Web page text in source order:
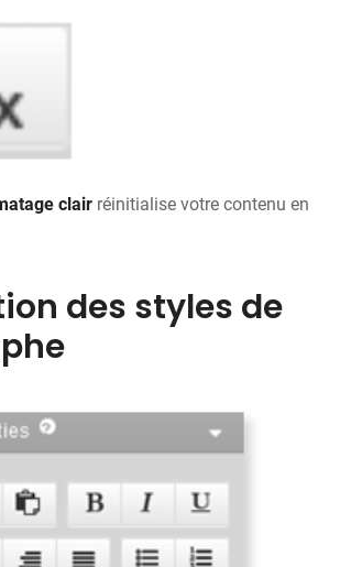
clair réinitialise votre contenu en
des styles de